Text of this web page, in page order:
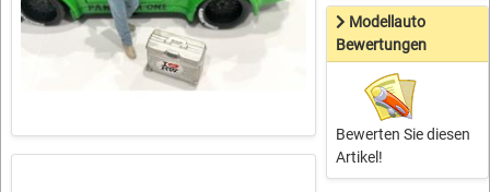
Modellauto
Bewertungen
Bewerten Sie diesen
Artikel!